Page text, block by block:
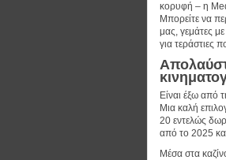
κορυφή – η
Μπορείτε να
μας, γεμάτες
για τεράστιες
Είναι έξω από
Μια καλή
20 εντελώς
από το 2025
Μέσα στα